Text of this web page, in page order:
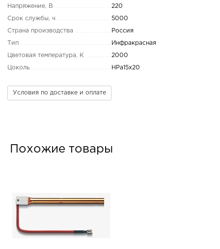
Напряжение, В 220
Срок службы, ч 5000
Страна производства Россия
Тип Инфракрасная
Цветовая температура, K 2000
Цоколь HPa15х20
Условия по доставке и оплате
Похожие товары